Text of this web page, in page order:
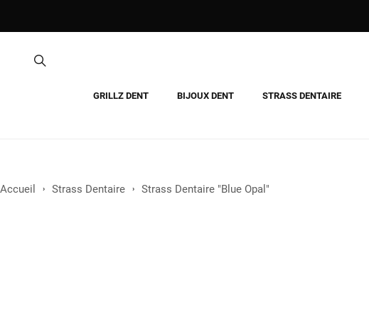
GRILLZ DENT BIJOUX DENT STRASS DENTAIRE
Accueil Strass Dentaire Strass Dentaire "Blue Opal"